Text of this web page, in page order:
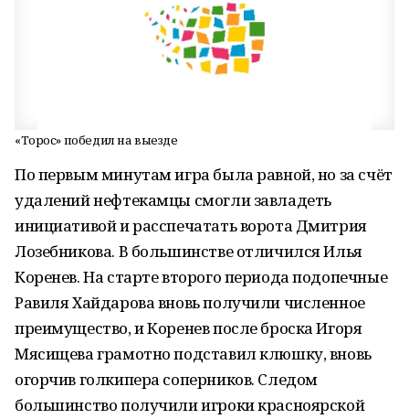
«Торос» победил на выезде
По первым минутам игра была равной, но за счёт
удалений нефтекамцы смогли завладеть
инициативой и расспечатать ворота Дмитрия
Лозебникова. В большинстве отличился Илья
Коренев. На старте второго периода подопечные
Равиля Хайдарова вновь получили численное
преимущество, и Коренев после броска Игоря
Мясищева грамотно подставил клюшку, вновь
огорчив голкипера соперников. Следом
большинство получили игроки красноярской